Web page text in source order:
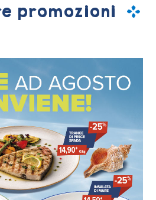
promozioni